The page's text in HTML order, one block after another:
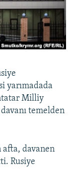
yarımadada
Milliy
davanı temelden
afta, davanen
Rusiye